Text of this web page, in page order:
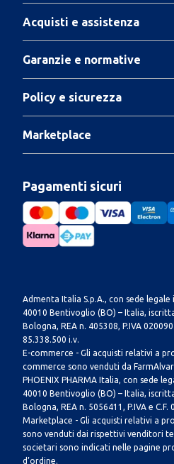
Acquisti e assistenza
Garanzie e normative
Policy e sicurezza
Marketplace
Pagamenti sicuri
Admenta Italia S.p.A., con sede
40010 Bentivoglio (BO) – Italia,
Bologna, REA n. 405308, P.IVA
85.338.500 i.v.
E-commerce - Gli acquisti relativi a
commerce sono venduti da
PHOENIX PHARMA Italia, con sede
40010 Bentivoglio (BO) – Italia,
Bologna, REA n. 5056411, P.IVA e C.F.
Marketplace - Gli acquisti relativi a
sono venduti dai rispettivi venditori
societari sono indicati nelle pagine
d’ordine.